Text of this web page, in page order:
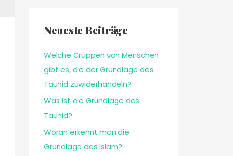
Neueste Beiträge
Welche Gruppen von Menschen
gibt es, die der Grundlage des
Tauhid zuwiderhandeln?
Was ist die Grundlage des
Tauhid?
Woran erkennt man die
Grundlage des Islam?